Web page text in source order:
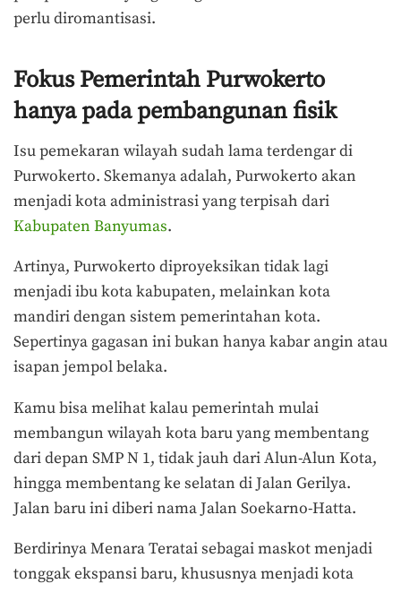
perlu diromantisasi.
Fokus Pemerintah Purwokerto
hanya pada pembangunan fisik
Isu pemekaran wilayah sudah lama terdengar di
Purwokerto. Skemanya adalah, Purwokerto akan
menjadi kota administrasi yang terpisah dari
Kabupaten Banyumas.
Artinya, Purwokerto diproyeksikan tidak lagi
menjadi ibu kota kabupaten, melainkan kota
mandiri dengan sistem pemerintahan kota.
Sepertinya gagasan ini bukan hanya kabar angin atau
isapan jempol belaka.
Kamu bisa melihat kalau pemerintah mulai
membangun wilayah kota baru yang membentang
dari depan SMP N 1, tidak jauh dari Alun-Alun Kota,
hingga membentang ke selatan di Jalan Gerilya.
Jalan baru ini diberi nama Jalan Soekarno-Hatta.
Berdirinya Menara Teratai sebagai maskot menjadi
tonggak ekspansi baru, khususnya menjadi kota